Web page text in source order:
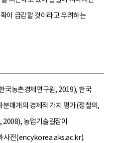
이 급감할 것이라고 우려하는
국농촌경제연구원, 2019), 한국
분매개의 경제적 가치 평가(정철의,
농업기술길잡이
사전(encykorea.aks.ac.kr).